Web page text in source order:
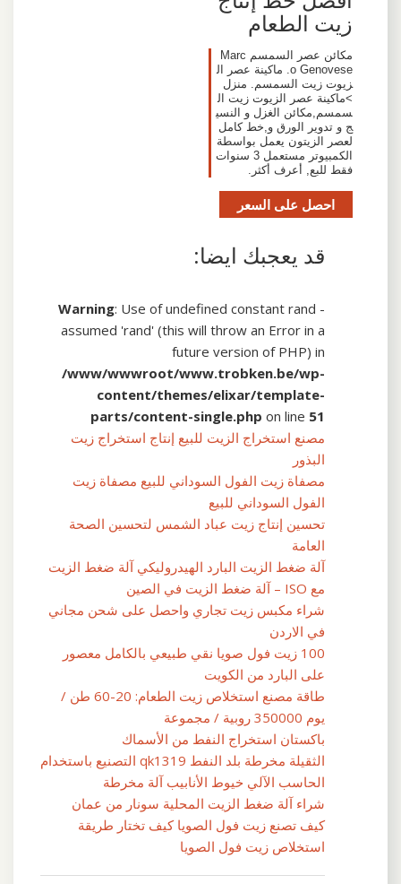
زيت الطعام
مكائن عصر السمسم Marc
o Genovese. ماكينة عصر ال
زيوت زيت السمسم. منزل
>ماكينة عصر الزيوت زيت ال
سمسم,مكائن الغزل و النسي
ج و تدوير الورق و,خط كامل
لعصر الزيتون يعمل بواسطة
الكمبيوتر مستعمل 3 سنوات
فقط للبع, أعرف أكثر.
احصل على السعر
قد يعجبك ايضا:
Warning: Use of undefined constant rand -
assumed 'rand' (this will throw an Error in a
future version of PHP) in
/www/wwwroot/www.trobken.be/wp-
content/themes/elixar/template-
parts/content-single.php on line 51
مصنع استخراج الزيت للبيع إنتاج استخراج زيت
البذور
مصفاة زيت الفول السوداني للبيع مصفاة زيت
الفول السوداني للبيع
تحسين إنتاج زيت عباد الشمس لتحسين الصحة
العامة
آلة ضغط الزيت البارد الهيدروليكي آلة ضغط الزيت
مع ISO – آلة ضغط الزيت في الصين
شراء مكبس زيت تجاري واحصل على شحن مجاني
في الاردن
100 زيت فول صويا نقي طبيعي بالكامل معصور
على البارد من الكويت
طاقة مصنع استخلاص زيت الطعام: 20-60 طن /
يوم 350000 روبية / مجموعة
باكستان استخراج النفط من الأسماك
الثقيلة مخرطة بلد النفط qk1319 التصنيع باستخدام
الحاسب الآلي خيوط الأنابيب آلة مخرطة
شراء آلة ضغط الزيت المحلية سونار من عمان
كيف تصنع زيت فول الصويا كيف تختار طريقة
استخلاص زيت فول الصويا